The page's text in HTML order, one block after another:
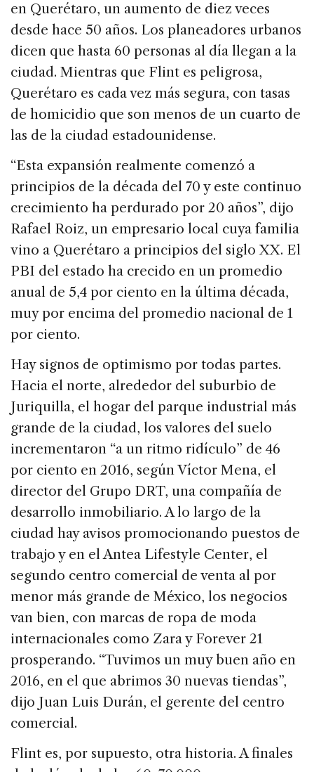
en Querétaro, un aumento de diez veces
desde hace 50 años. Los planeadores urbanos
dicen que hasta 60 personas al día llegan a la
ciudad. Mientras que Flint es peligrosa,
Querétaro es cada vez más segura, con tasas
de homicidio que son menos de un cuarto de
las de la ciudad estadounidense.
“Esta expansión realmente comenzó a
principios de la década del 70 y este continuo
crecimiento ha perdurado por 20 años”, dijo
Rafael Roiz, un empresario local cuya familia
vino a Querétaro a principios del siglo XX. El
PBI del estado ha crecido en un promedio
anual de 5,4 por ciento en la última década,
muy por encima del promedio nacional de 1
por ciento.
Hay signos de optimismo por todas partes.
Hacia el norte, alrededor del suburbio de
Juriquilla, el hogar del parque industrial más
grande de la ciudad, los valores del suelo
incrementaron “a un ritmo ridículo” de 46
por ciento en 2016, según Víctor Mena, el
director del Grupo DRT, una compañía de
desarrollo inmobiliario. A lo largo de la
ciudad hay avisos promocionando puestos de
trabajo y en el Antea Lifestyle Center, el
segundo centro comercial de venta al por
menor más grande de México, los negocios
van bien, con marcas de ropa de moda
internacionales como Zara y Forever 21
prosperando. “Tuvimos un muy buen año en
2016, en el que abrimos 30 nuevas tiendas”,
dijo Juan Luis Durán, el gerente del centro
comercial.
Flint es, por supuesto, otra historia. A finales